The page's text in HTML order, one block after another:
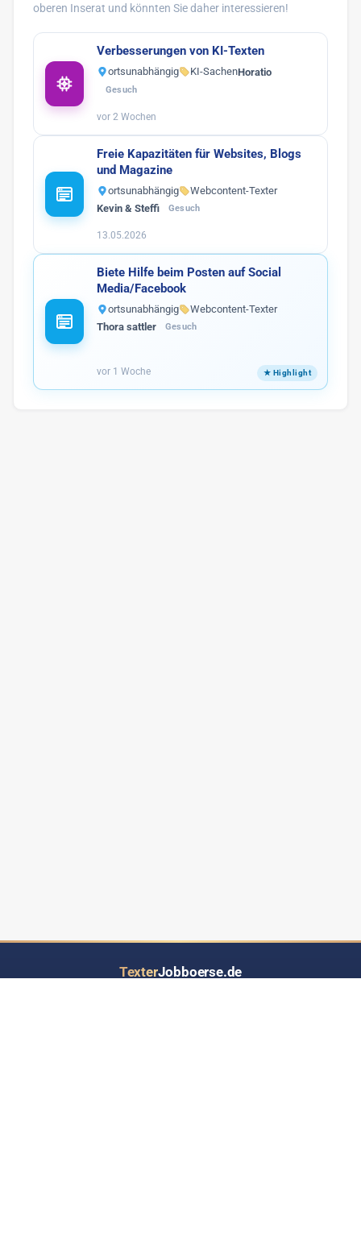
oberen Inserat und könnten Sie daher interessieren!
Verbesserungen von KI-Texten
ortsunabhängig KI-SachenHoratio
Gesuch
vor 2 Wochen
Freie Kapazitäten für Websites, Blogs
und Magazine
ortsunabhängig
Webcontent-Texter
Kevin & Steffi
Gesuch
13.05.2026
Biete Hilfe beim Posten auf Social
Media/Facebook
ortsunabhängig
Webcontent-Texter
Thora sattler
Gesuch
vor 1 Woche
TexterJobboerse.de